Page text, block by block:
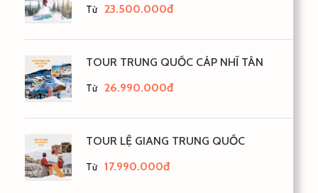
Từ 23.500.000đ
TOUR TRUNG QUỐC CÁP NHĨ TÂN
Từ 26.990.000đ
TOUR LỆ GIANG TRUNG QUỐC
Từ 17.990.000đ